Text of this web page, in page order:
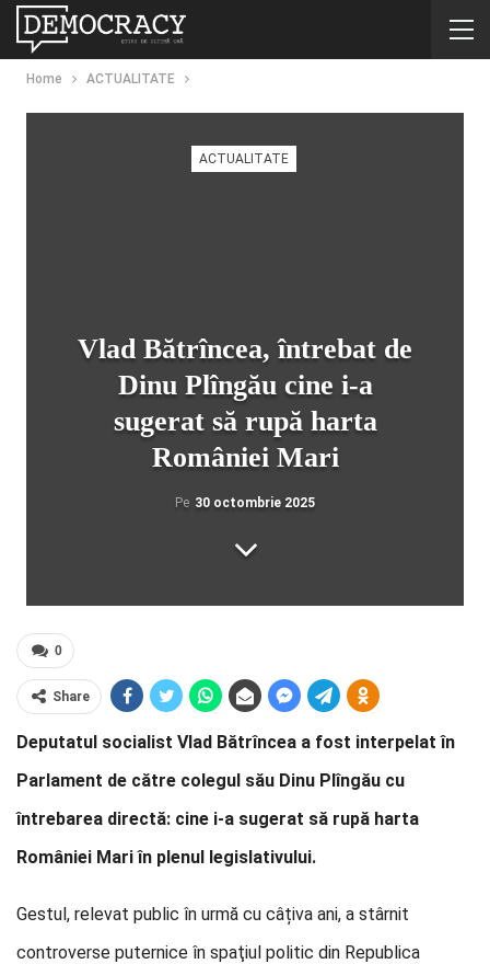
Home ACTUALITATE
ACTUALITATE
Vlad Bătrîncea, întrebat de
Dinu Plîngău cine i-a
sugerat să rupă harta
României Mari
Pe 30 octombrie 2025
0
Share
Deputatul socialist Vlad Bătrîncea a fost interpelat în
Parlament de către colegul său Dinu Plîngău cu
întrebarea directă: cine i-a sugerat să rupă harta
României Mari în plenul legislativului.
Gestul, relevat public în urmă cu câțiva ani, a stârnit
controverse puternice în spaţiul politic din Republica